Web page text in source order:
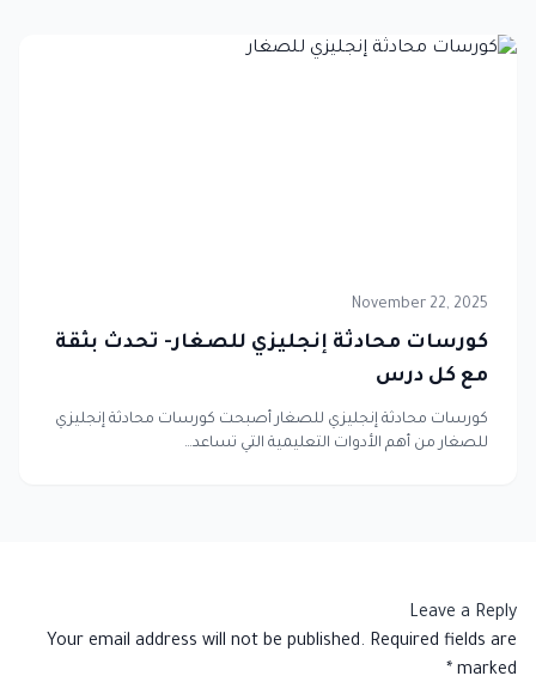
November 22, 2025
كورسات محادثة إنجليزي للصغار- تحدث بثقة
مع كل درس
كورسات محادثة إنجليزي للصغار أصبحت كورسات محادثة إنجليزي
للصغار من أهم الأدوات التعليمية التي تساعد…
Leave a Reply
Your email address will not be published. Required fields are
marked
*